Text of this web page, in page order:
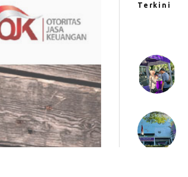
Terkini